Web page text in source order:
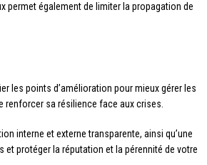
permet également de limiter la propagation de
les points d’amélioration pour mieux gérer les
sa résilience face aux crises.
interne et externe transparente, ainsi qu’une
protéger la réputation et la pérennité de votre